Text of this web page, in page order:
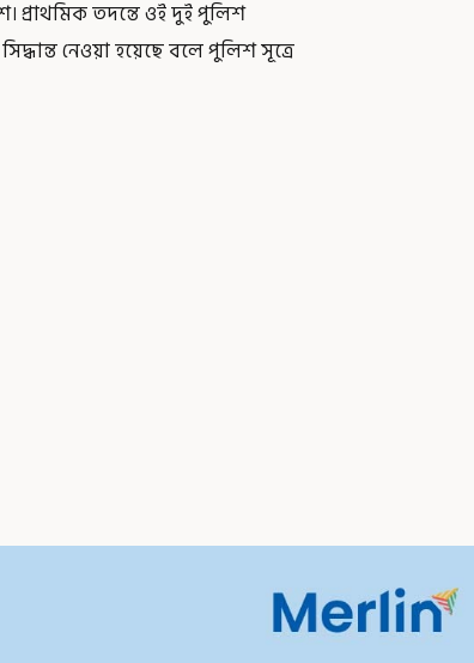
প্রাথমিক তদন্তে ওই দুই পুলিশ
নেওয়া হয়েছে বলে পুলিশ সূত্রে